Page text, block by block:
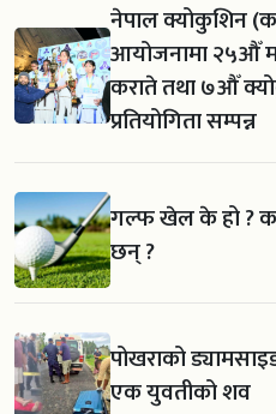
नेपाल क्योकुशिन
आयोजनामा २५औँ
कराते तथा ७औँ
प्रतियोगिता सम्पन्न
गल्फ खेल के हो ?
छन् ?
पोखराको
एक युवतीको शव